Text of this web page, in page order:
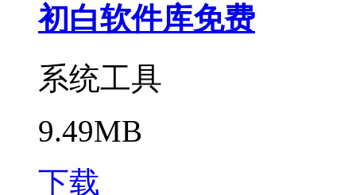
初白软件库免费
系统工具
9.49MB
下载